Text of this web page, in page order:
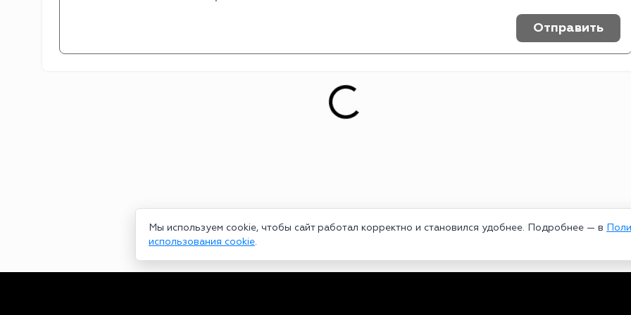
Мы используем cookie, чтобы сайт работал корректно и становился удобнее. Подробнее — в
использования cookie.
Отправить